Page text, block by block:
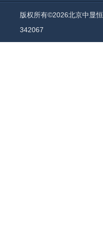
版权所有©2026北京中显
342067